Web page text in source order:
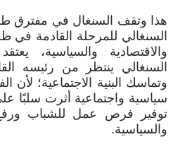
هذا وتقف السنغال في مفترق
السنغالي للمرحلة القادمة في
والاقتصادية والسياسية،
السنغالي ينتظر من رئيسه
وتماسك البنية الاجتماعية؛ لأن
سياسية واجتماعية أثرت سلبًا
توفير فرص عمل للشباب
والسياسية.